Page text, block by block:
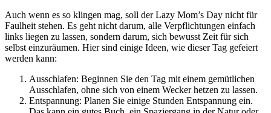
Auch wenn es so klingen mag, soll der Lazy Mom’s Day nicht für
Faulheit stehen. Es geht nicht darum, alle Verpflichtungen einfach
links liegen zu lassen, sondern darum, sich bewusst Zeit für sich
selbst einzuräumen. Hier sind einige Ideen, wie dieser Tag gefeiert
werden kann:
Ausschlafen: Beginnen Sie den Tag mit einem gemütlichen
Ausschlafen, ohne sich von einem Wecker hetzen zu lassen.
Entspannung: Planen Sie einige Stunden Entspannung ein.